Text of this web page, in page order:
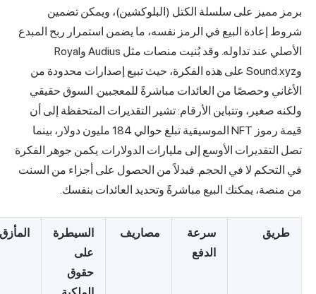
مميز على سلسلة الكتل (البلوكشين)، ويمكن تضمين
إعادة البيع في الرمز نفسه، ما يضمن استمرار ربح المبدع
الأصلي عند تداوله. وقد بُنيت منصات مثل Audius وRoyal
وSound.xyz على هذه الفكرة، حيث تبيع إصدارات محدودة من
وحصصًا من العائدات مباشرةً للمعجبين. السوق حقيقي
صغير، وتتباين الأرقام: تشير التقديرات المتحفظة إلى أن
قيمة رموز NFT الموسيقية تبلغ حوالي 184 مليون دولار، بينما
الأوسع إلى مليارات الدولارات. يكمن جوهر الفكرة
لا في الحجم. فبدلاً من الحصول على أجزاء من السنت
يمكنك البيع مباشرةً وتحديد العائدات بنفسك.
مصاريف
السيطرة
المأزق